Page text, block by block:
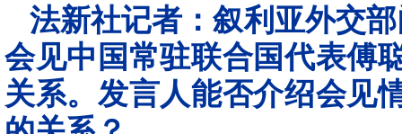
法新社记者：叙利亚外交
会见中国常驻联合国代表傅
关系。发言人能否介绍会见